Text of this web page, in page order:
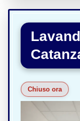
Chiuso ora